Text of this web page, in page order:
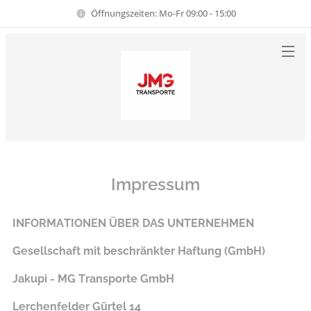
Öffnungszeiten: Mo-Fr 09:00 - 15:00
Impressum
INFORMATIONEN ÜBER DAS UNTERNEHMEN
Gesellschaft mit beschränkter Haftung (GmbH)
Jakupi - MG Transporte GmbH
Lerchenfelder Gürtel 14